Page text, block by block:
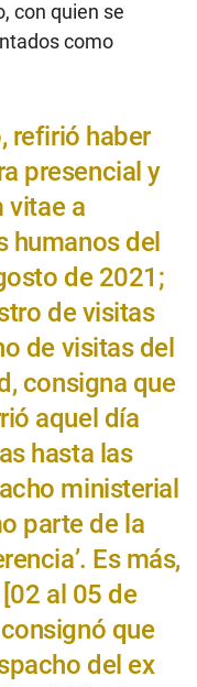
con quien se
como
refirió haber
presencial y
vitae a
humanos del
de 2021;
de visitas
de visitas del
consigna que
aquel día
hasta las
ministerial
parte de la
Es más,
al 05 de
que
del ex